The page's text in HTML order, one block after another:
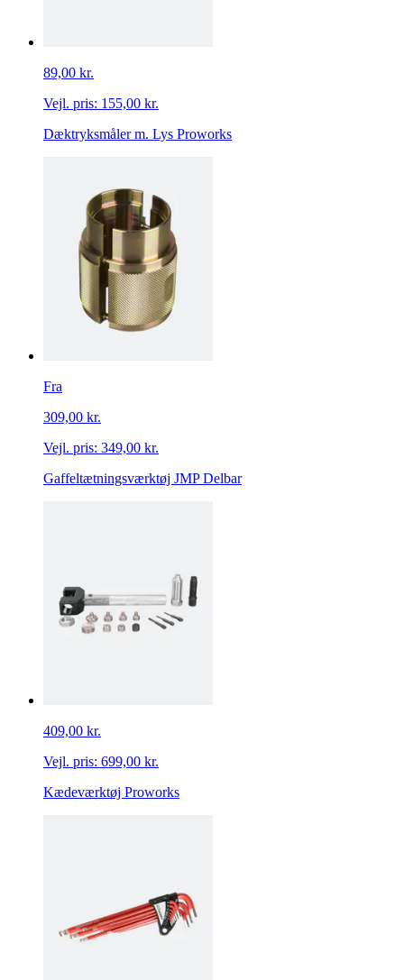
89,00 kr.
Vejl. pris: 155,00 kr.
Dæktryksmåler m. Lys Proworks
Fra
309,00 kr.
Vejl. pris: 349,00 kr.
Gaffeltætningsværktøj JMP Delbar
409,00 kr.
Vejl. pris: 699,00 kr.
Kædeværktøj Proworks